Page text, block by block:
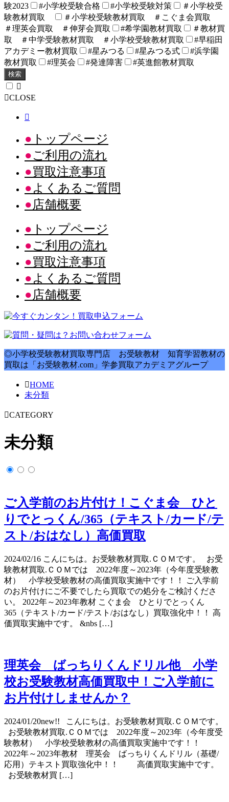
験2023
#小学校受験合格 #小学校受験対策
＃小学校受
験教材買取
＃小学校受験教材買取 ＃こぐま会買取
＃理英会買取 ＃伸芽会買取
#希学園教材買取
＃教材買
取 ＃中学受験教材買取 ＃小学校受験教材買取
#早稲田
アカデミー教材買取
#星みつる #星みつる式
#浜学園
教材買取
#理英会 #発達障害 #英進館教材買取
検索
CLOSE
トップページ
ご利用の流れ
買取注意事項
よくあるご質問
店舗概要
トップページ
ご利用の流れ
買取注意事項
よくあるご質問
店舗概要
◎小学校受験教材買取専門店 お受験教材 知育学習教材の
買取は「お受験教材.com」学参買取アカデミアグループ
HOME
未分類
CATEGORY
未分類
ご入学前のお片付け！こぐま会 ひと
りでとっくん/365（テキスト/カード/テ
スト/おはなし）高価買取
2024/02/16 こんにちは。お受験教材買取.ＣＯＭです。 お受
験教材買取.ＣＯＭでは 2022年度～2023年（今年度受験教
材） 小学校受験教材の高価買取実施中です！！ ご入学前
のお片付けにご不要でしたら買取での処分をご検討くださ
い。 2022年～2023年教材 こぐま会 ひとりでとっくん
365（テキスト/カード/テスト/おはなし）買取強化中！！ 高
価買取実施中です。 &nbs […]
理英会 ばっちりくんドリル他 小学
校お受験教材高価買取中！ご入学前に
お片付けしませんか？
2024/01/20new!! こんにちは。お受験教材買取.ＣＯＭです。
お受験教材買取.ＣＯＭでは 2022年度～2023年（今年度受
験教材） 小学校受験教材の高価買取実施中です！！
2022年～2023年教材 理英会 ばっちりくんドリル（基礎/
応用）テキスト買取強化中！！ 高価買取実施中です。
お受験教材買 […]